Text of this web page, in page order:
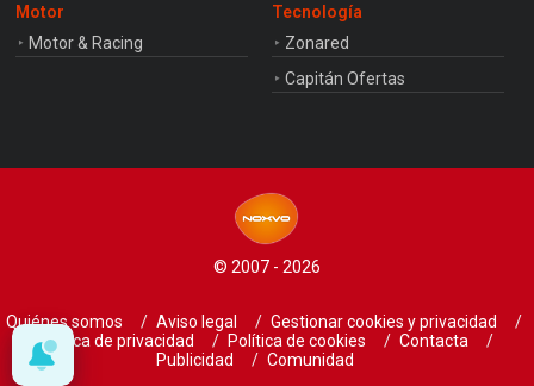
Motor
Motor & Racing
Tecnología
Zonared
Capitán Ofertas
© 2007 - 2026
Quiénes somos Aviso legal
Gestionar cookies y privacidad
Política de privacidad
Política de cookies
Contacta
Publicidad
Comunidad